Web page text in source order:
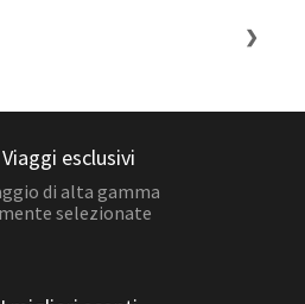
di Viareggio
a Forte dei Marmi a prezzi
di Forte dei Marmi
Viaggi esclusivi
di alta gamma
selezionate